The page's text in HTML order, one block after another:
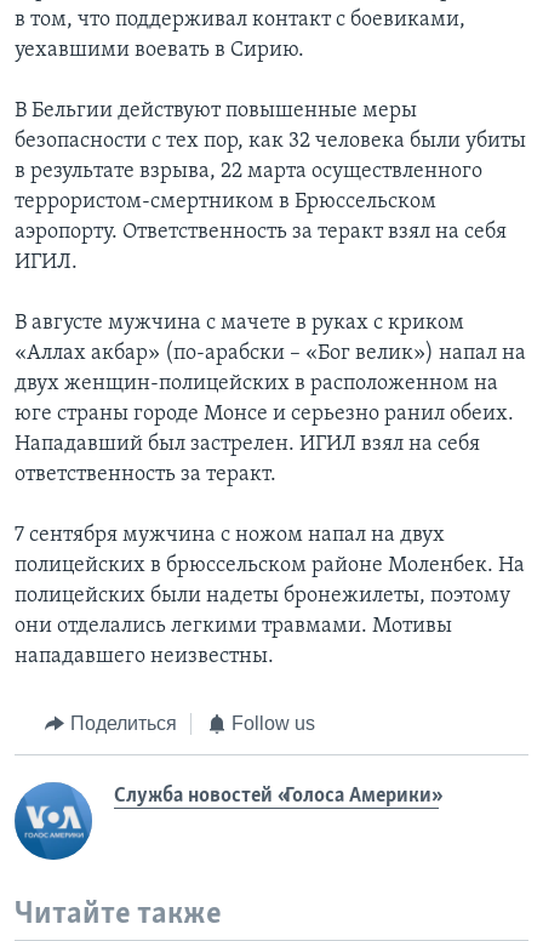
в том, что поддерживал контакт с боевиками,
уехавшими воевать в Сирию.
В Бельгии действуют повышенные меры
безопасности с тех пор, как 32 человека были убиты
в результате взрыва, 22 марта осуществленного
террористом-смертником в Брюссельском
аэропорту. Ответственность за теракт взял на себя
ИГИЛ.
В августе мужчина с мачете в руках с криком
«Аллах акбар» (по-арабски – «Бог велик») напал на
двух женщин-полицейских в расположенном на
юге страны городе Монсе и серьезно ранил обеих.
Нападавший был застрелен. ИГИЛ взял на себя
ответственность за теракт.
7 сентября мужчина с ножом напал на двух
полицейских в брюссельском районе Моленбек. На
полицейских были надеты бронежилеты, поэтому
они отделались легкими травмами. Мотивы
нападавшего неизвестны.
Поделиться Follow us
Служба новостей «Голоса Америки»
Читайте также